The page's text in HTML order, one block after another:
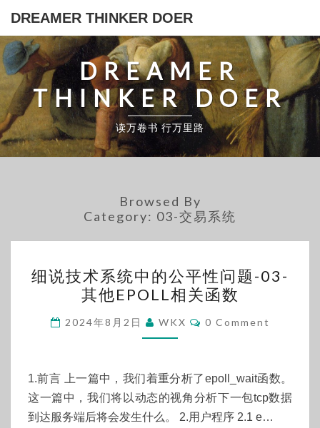
content
DREAMER THINKER DOER
DREAMER
THINKER DOER
读万卷书 行万里路
Browsed By
Category: 03-交易系统
说
技
术
系
中
的
公
细说技术系统中的公平性问题-03-
其他EPOLL相关函数
2024年8月2日 WKX Comments
0 Comment
1.前言 上一篇中，我们着重分析了epoll_wait函数。
这一篇中，我们将以动态的视角分析下一包tcp数据
到达服务端后将会发生什么。 2.用户程序 2.1 e…